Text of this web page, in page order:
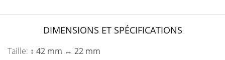
DIMENSIONS ET SPÉCIFICATIONS
Taille: ↕ 42 mm ↔ 22 mm